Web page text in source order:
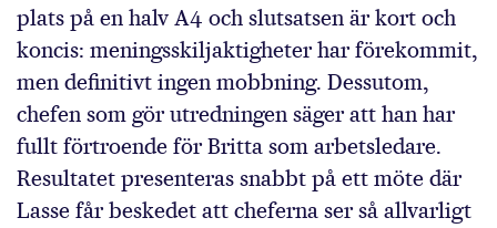
plats på en halv A4 och slutsatsen är kort och
koncis: meningsskiljaktigheter har förekommit,
men definitivt ingen mobbning. Dessutom,
chefen som gör utredningen säger att han har
fullt förtroende för Britta som arbetsledare.
Resultatet presenteras snabbt på ett möte där
Lasse får beskedet att cheferna ser så allvarligt